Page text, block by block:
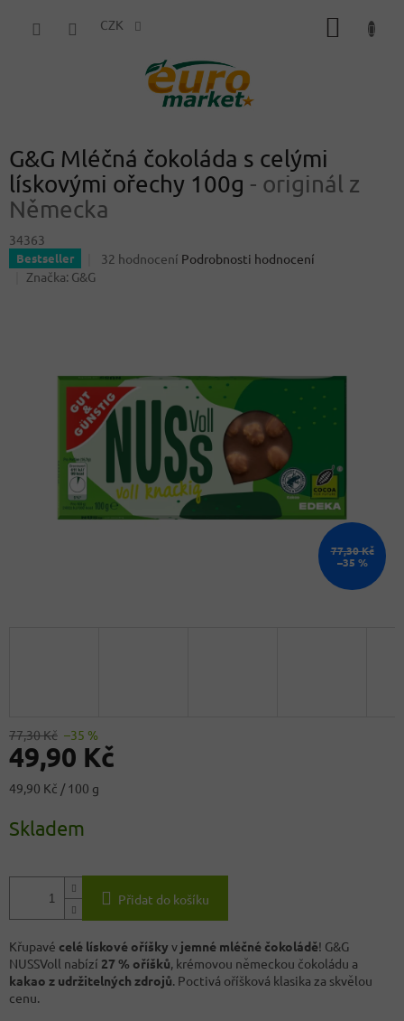
CZK
G&G Mléčná čokoláda s celými
lískovými ořechy 100g - originál z
Německa
34363
Bestseller
Průměrné
hvězdiček.
32 hodnocení Podrobnosti hodnocení
Značka: G&G
77,30 Kč
–35 %
77,30 Kč –35 %
49,90 Kč
Měrná
49,90 Kč / 100 g
Skladem
Přidat do košíku
Křupavé celé lískové oříšky v jemné mléčné čokoládě! G&G
NUSSVoll nabízí 27 % oříšků, krémovou německou čokoládu a
kakao z udržitelných zdrojů. Poctivá oříšková klasika za skvělou
cenu.